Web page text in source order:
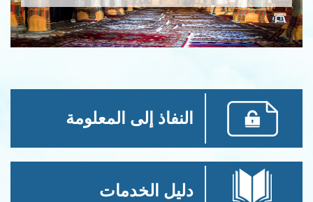
النفاذ إلى المعلومة
دليل الخدمات